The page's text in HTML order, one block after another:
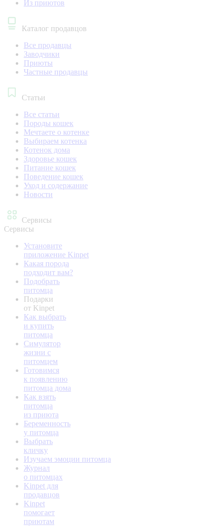
Из приютов
Каталог продавцов
Все продавцы
Заводчики
Приюты
Частные продавцы
Статьи
Все статьи
Породы кошек
Мечтаете о котенке
Выбираем котенка
Котенок дома
Здоровье кошек
Питание кошек
Поведение кошек
Уход и содержание
Новости
Сервисы
Сервисы
Установите
приложение Kinpet
Какая порода
подходит вам?
Подобрать
питомца
Подарки
от Kinpet
Как выбрать
и купить
питомца
Симулятор
жизни с
питомцем
Готовимся
к появлению
питомца дома
Как взять
питомца
из приюта
Беременность
у питомца
Выбрать
кличку
Изучаем эмоции питомца
Журнал
о питомцах
Kinpet для
продавцов
Kinpet
помогает
приютам